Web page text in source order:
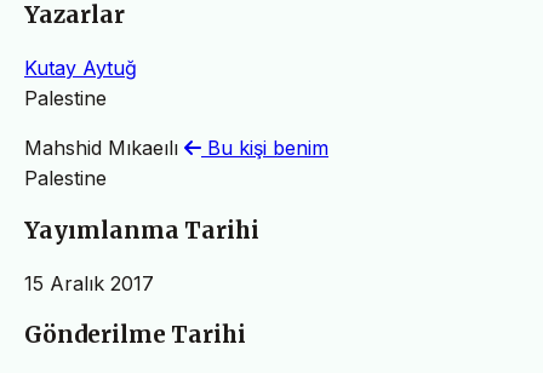
Yazarlar
Kutay Aytuğ
Palestine
Mahshid Mıkaeılı
Bu kişi benim
Palestine
Yayımlanma Tarihi
15 Aralık 2017
Gönderilme Tarihi